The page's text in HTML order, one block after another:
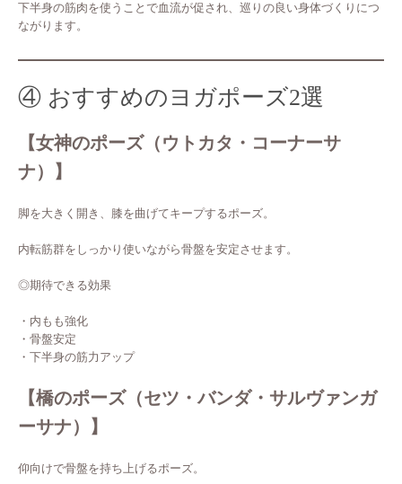
下半身の筋肉を使うことで血流が促され、巡りの良い身体づくりにつ
ながります。
④ おすすめのヨガポーズ2選
【女神のポーズ（ウトカタ・コーナーサ
ナ）】
脚を大きく開き、膝を曲げてキープするポーズ。
内転筋群をしっかり使いながら骨盤を安定させます。
◎期待できる効果
・内もも強化
・骨盤安定
・下半身の筋力アップ
【橋のポーズ（セツ・バンダ・サルヴァンガ
ーサナ）】
仰向けで骨盤を持ち上げるポーズ。